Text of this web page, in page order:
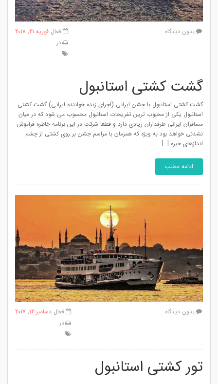
فعال فوریه 21, 2018
در
بدون دیدگاه
گشت کشتی استانبول
گشت کشتی استانبول با جشن ایرانی (اجرای زنده خواننده ایرانی) گشت کشتی
استانبول یکی از محبوب ترین تفریحات استانبول محسوب می شود که در میان
مسافران ایرانی طرفداران زیادی دارد و قطعا شرکت در این برنامه خاطره فراموش
نشدنی خواهد بود به ویژه که همزمان با مراسم جشن بر روی کشتی از چشم
اندازهای خیره [...]
ادامه مطلب
فعال دسامبر 12, 2017
در
بدون دیدگاه
تور کشتی استانبول